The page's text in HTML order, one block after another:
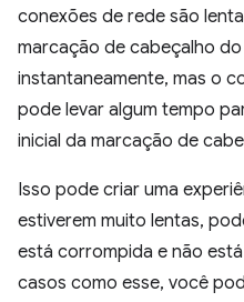
conexões de rede são
marcação de cabeçalho
instantaneamente, mas o
pode levar algum tempo
inicial da marcação de
Isso pode criar uma
estiverem muito lentas,
está corrompida e não
casos como esse, você